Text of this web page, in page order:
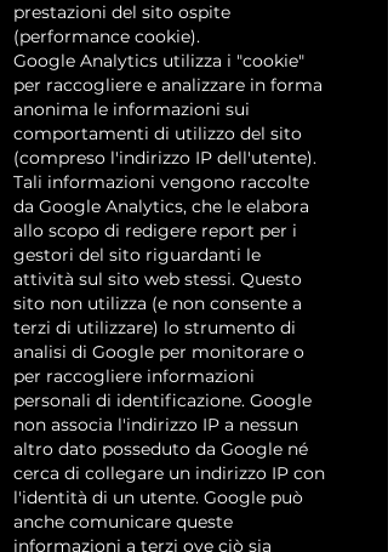
prestazioni del sito ospite
(performance cookie).
Google Analytics utilizza i "cookie"
per raccogliere e analizzare in forma
anonima le informazioni sui
comportamenti di utilizzo del sito
(compreso l'indirizzo IP dell'utente).
Tali informazioni vengono raccolte
da Google Analytics, che le elabora
allo scopo di redigere report per i
gestori del sito riguardanti le
attività sul sito web stessi. Questo
sito non utilizza (e non consente a
terzi di utilizzare) lo strumento di
analisi di Google per monitorare o
per raccogliere informazioni
personali di identificazione. Google
non associa l'indirizzo IP a nessun
altro dato posseduto da Google né
cerca di collegare un indirizzo IP con
l'identità di un utente. Google può
anche comunicare queste
informazioni a terzi ove ciò sia